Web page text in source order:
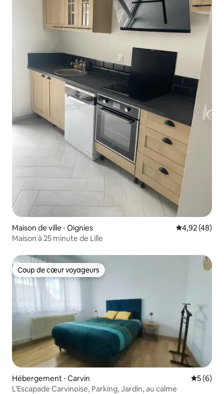
Maison de ville ⋅ Oignies Évaluation
4,92 (48)
Maison à 25 minute de Lille
Coup de cœur voyageurs
Coup de cœur voyageurs
Hébergement ⋅ Carvin
5 (6)
L’Escapade Carvinoise, Parking, Jardin, au calme